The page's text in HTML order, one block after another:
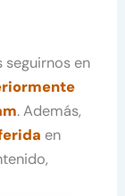
seguirnos en
. Además,
en